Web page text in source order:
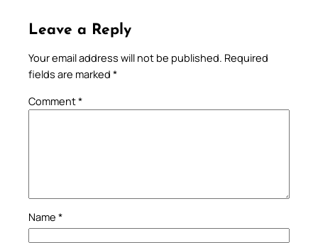
Leave a Reply
Your email address will not be published. Required
fields are marked *
Comment*
Name *